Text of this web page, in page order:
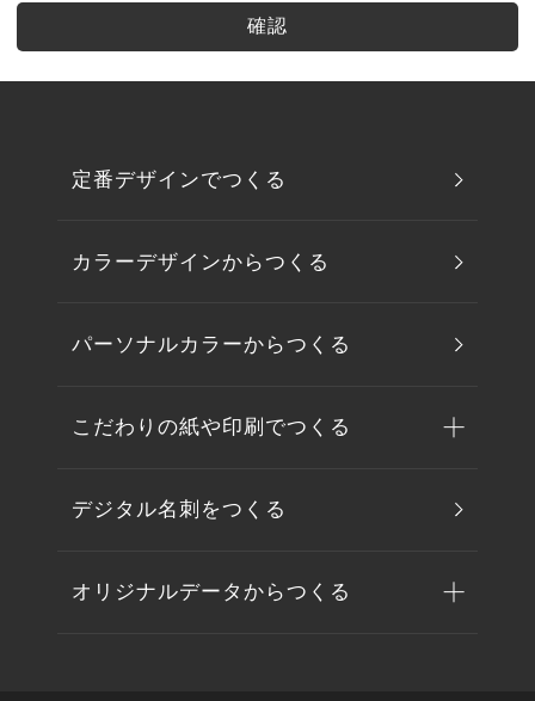
定番デザインでつくる
カラーデザインからつくる
パーソナルカラーからつくる
こだわりの紙や印刷でつくる
デジタル名刺をつくる
オリジナルデータからつくる